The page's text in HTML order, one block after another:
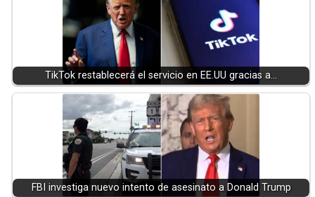
TikTok restablecerá el servicio en EE.UU gracias a…
FBI investiga nuevo intento de asesinato a Donald Trump